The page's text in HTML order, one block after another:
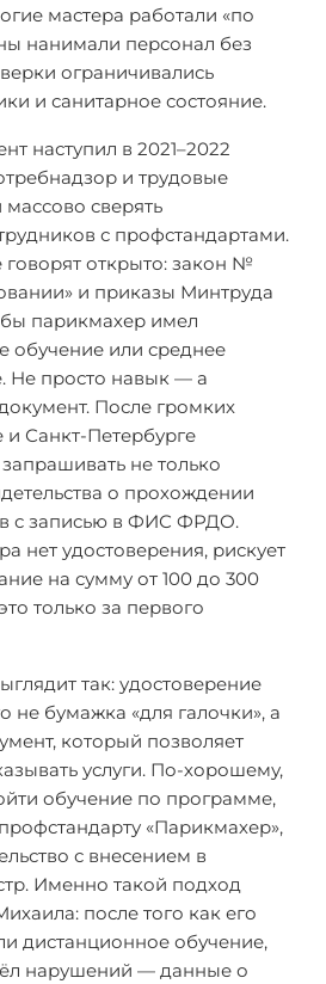
мастера работали «по
нанимали персонал без
ограничивались
и санитарное состояние.
наступил в 2021–2022
и трудовые
сверять
с профстандартами.
открыто: закон №
и приказы Минтруда
парикмахер имел
обучение или среднее
Не просто навык — а
После громких
Санкт-Петербурге
не только
о прохождении
с записью в ФИС ФРДО.
нет удостоверения, рискует
на сумму от 100 до 300
только за первого
так: удостоверение
не бумажка «для галочки», а
который позволяет
услуги. По-хорошему,
обучение по программе,
«Парикмахер»,
с внесением в
Именно такой подход
после того как его
дистанционное обучение,
нарушений — данные о